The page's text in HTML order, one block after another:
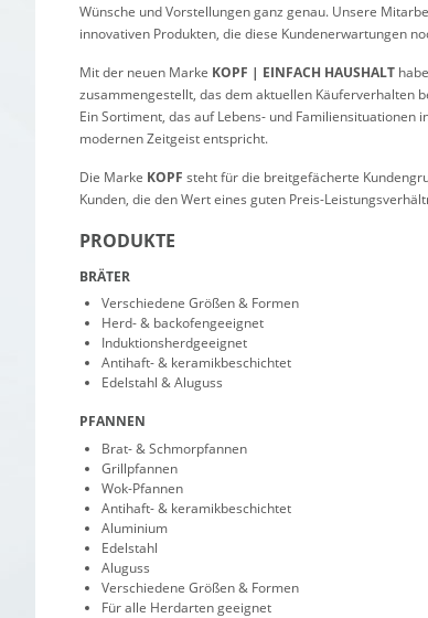
Wünsche und Vorstellungen ganz genau. Unsere
innovativen Produkten, die diese Kundenerwartungen
Mit der neuen Marke KOPF | EINFACH HAUSHALT
zusammengestellt, das dem aktuellen Käuferverhalten
Ein Sortiment, das auf Lebens- und
modernen Zeitgeist entspricht.
Die Marke KOPF steht für die breitgefächerte
Kunden, die den Wert eines guten Preis-
PRODUKTE
BRÄTER
Verschiedene Größen & Formen
Herd- & backofengeeignet
Induktionsherdgeeignet
Antihaft- & keramikbeschichtet
Edelstahl & Aluguss
PFANNEN
Brat- & Schmorpfannen
Grillpfannen
Wok-Pfannen
Antihaft- & keramikbeschichtet
Aluminium
Edelstahl
Aluguss
Verschiedene Größen & Formen
Für alle Herdarten geeignet